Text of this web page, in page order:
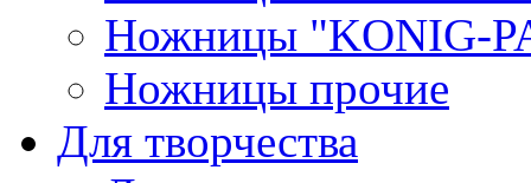
Ножницы "KONIG-
Ножницы прочие
Для творчества